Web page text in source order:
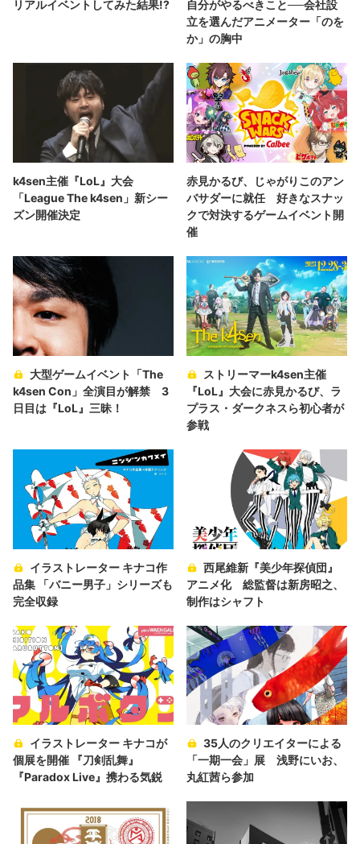
リアルイベントしてみた結果!?
自分がやるべきこと──会社設
立を選んだアニメーター「のを
か」の胸中
k4sen主催『LoL』大会
「League The k4sen」新シー
ズン開催決定
赤見かるび、じゃがりこのアン
バサダーに就任 好きなスナッ
クで対決するゲームイベント開
催
大型ゲームイベント「The
k4sen Con」全演目が解禁 3
日目は『LoL』三昧！
ストリーマーk4sen主催
『LoL』大会に赤見かるび、ラ
プラス・ダークネスら初心者が
参戦
イラストレーター キナコ作
品集 「バニー男子」シリーズも
完全収録
西尾維新『美少年探偵団』
アニメ化 総監督は新房昭之、
制作はシャフト
イラストレーター キナコが
個展を開催 『刀剣乱舞』
『Paradox Live』携わる気鋭
35人のクリエイターによる
「一期一会」展 浅野にいお、
丸紅茜ら参加